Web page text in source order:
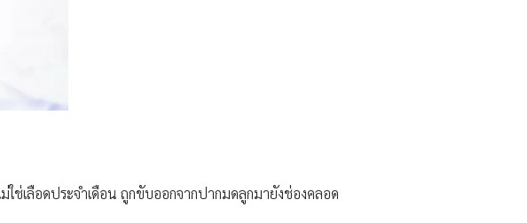
ช่เลือดประจำเดือน ถูกขับออกจากปากมดลูกมายังช่องคลอด